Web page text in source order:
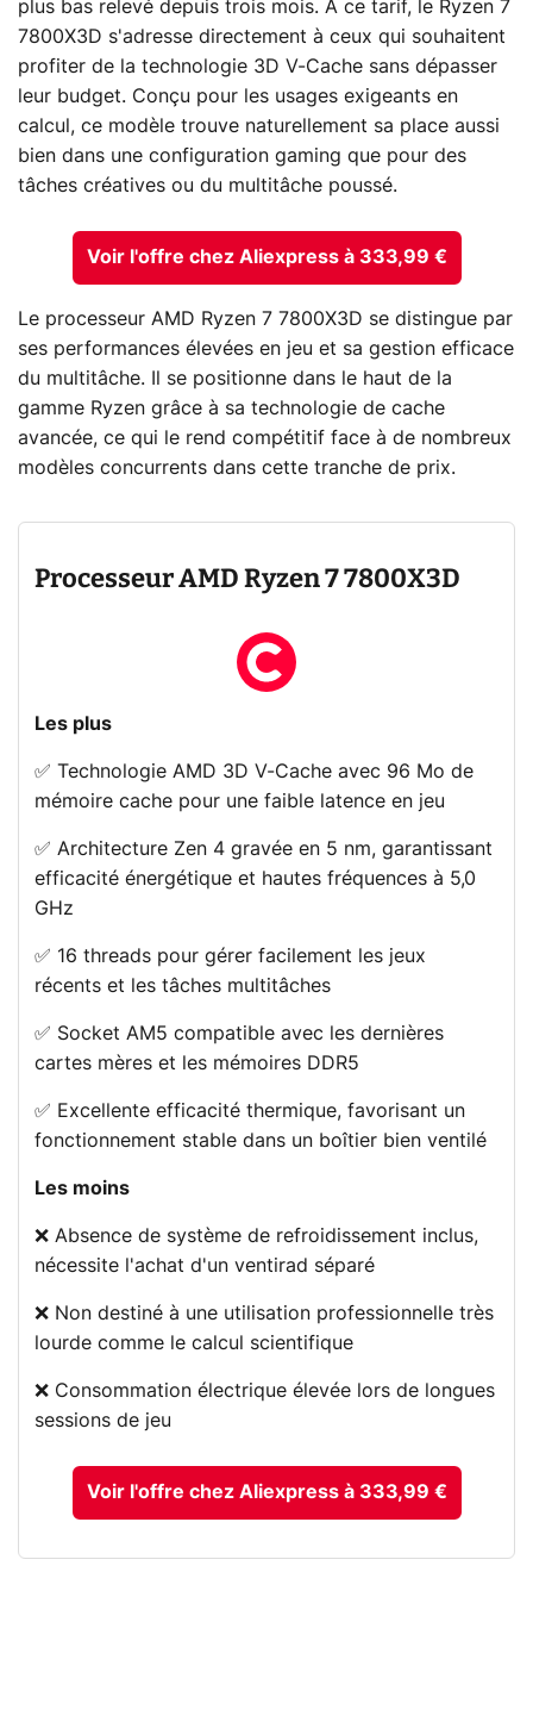
plus bas relevé depuis trois mois. À ce tarif, le Ryzen 7
7800X3D s'adresse directement à ceux qui souhaitent
profiter de la technologie 3D V-Cache sans dépasser
leur budget. Conçu pour les usages exigeants en
calcul, ce modèle trouve naturellement sa place aussi
bien dans une configuration gaming que pour des
tâches créatives ou du multitâche poussé.
Voir l'offre chez Aliexpress à 333,99 €
Le processeur AMD Ryzen 7 7800X3D se distingue par
ses performances élevées en jeu et sa gestion efficace
du multitâche. Il se positionne dans le haut de la
gamme Ryzen grâce à sa technologie de cache
avancée, ce qui le rend compétitif face à de nombreux
modèles concurrents dans cette tranche de prix.
Processeur AMD Ryzen 7 7800X3D
Les plus
✅ Technologie AMD 3D V-Cache avec 96 Mo de
mémoire cache pour une faible latence en jeu
✅ Architecture Zen 4 gravée en 5 nm, garantissant
efficacité énergétique et hautes fréquences à 5,0
GHz
✅ 16 threads pour gérer facilement les jeux
récents et les tâches multitâches
✅ Socket AM5 compatible avec les dernières
cartes mères et les mémoires DDR5
✅ Excellente efficacité thermique, favorisant un
fonctionnement stable dans un boîtier bien ventilé
Les moins
❌ Absence de système de refroidissement inclus,
nécessite l'achat d'un ventirad séparé
❌ Non destiné à une utilisation professionnelle très
lourde comme le calcul scientifique
❌ Consommation électrique élevée lors de longues
sessions de jeu
Voir l'offre chez Aliexpress à 333,99 €